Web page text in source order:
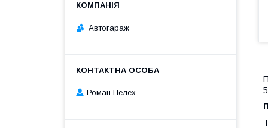
Автогараж
Роман Пелех